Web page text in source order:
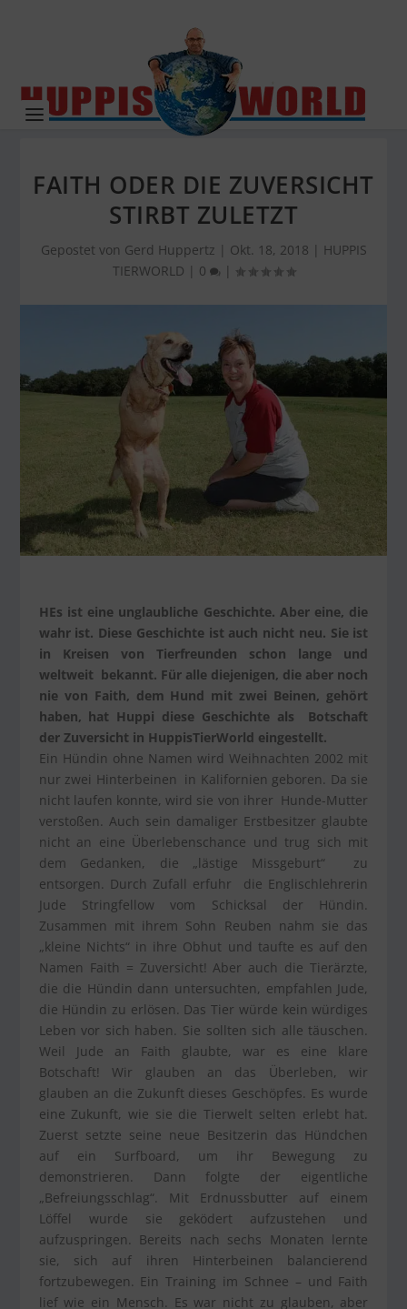
FAITH ODER DIE ZUVERSICHT
STIRBT ZULETZT
Gepostet von Gerd Huppertz | Okt. 18, 2018 | HUPPIS
TIERWORLD | 0 |
HEs ist eine unglaubliche Geschichte. Aber eine, die
wahr ist. Diese Geschichte ist auch nicht neu. Sie ist
in Kreisen von Tierfreunden schon lange und
weltweit bekannt. Für alle diejenigen, die aber noch
nie von Faith, dem Hund mit zwei Beinen, gehört
haben, hat Huppi diese Geschichte als Botschaft
der Zuversicht in HuppisTierWorld eingestellt.
Ein Hündin ohne Namen wird Weihnachten 2002 mit
nur zwei Hinterbeinen in Kalifornien geboren. Da sie
nicht laufen konnte, wird sie von ihrer Hunde-Mutter
verstoßen. Auch sein damaliger Erstbesitzer glaubte
nicht an eine Überlebenschance und trug sich mit
dem Gedanken, die „lästige Missgeburt“ zu
entsorgen. Durch Zufall erfuhr die Englischlehrerin
Jude Stringfellow vom Schicksal der Hündin.
Zusammen mit ihrem Sohn Reuben nahm sie das
„kleine Nichts“ in ihre Obhut und taufte es auf den
Namen Faith = Zuversicht! Aber auch die Tierärzte,
die die Hündin dann untersuchten, empfahlen Jude,
die Hündin zu erlösen. Das Tier würde kein würdiges
Leben vor sich haben. Sie sollten sich alle täuschen.
Weil Jude an Faith glaubte, war es eine klare
Botschaft! Wir glauben an das Überleben, wir
glauben an die Zukunft dieses Geschöpfes. Es wurde
eine Zukunft, wie sie die Tierwelt selten erlebt hat.
Zuerst setzte seine neue Besitzerin das Hündchen
auf ein Surfboard, um ihr Bewegung zu
demonstrieren. Dann folgte der eigentliche
„Befreiungsschlag“. Mit Erdnussbutter auf einem
Löffel wurde sie geködert aufzustehen und
aufzuspringen. Bereits nach sechs Monaten lernte
sie, sich auf ihren Hinterbeinen balancierend
fortzubewegen. Ein Training im Schnee – und Faith
lief wie ein Mensch. Es war nicht zu glauben, aber